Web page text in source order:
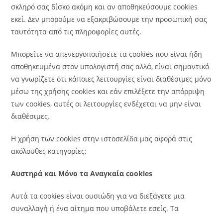
σκληρό σας δίσκο ακόμη και αν αποθηκεύσουμε cookies
εκεί. Δεν μπορούμε να εξακριβώσουμε την προσωπική σας
ταυτότητα από τις πληροφορίες αυτές.
Μπορείτε να απενεργοποιήσετε τα cookies που είναι ήδη
αποθηκευμένα στον υπολογιστή σας αλλά, είναι σημαντικό
να γνωρίζετε ότι κάποιες λειτουργίες είναι διαθέσιμες μόνο
μέσω της χρήσης cookies και εάν επιλέξετε την απόρριψη
των cookies, αυτές οι λειτουργίες ενδέχεται να μην είναι
διαθέσιμες.
Η χρήση των cookies στην ιστοσελίδα μας αφορά στις
ακόλουθες κατηγορίες:
Αυστηρά και Μόνο τα Αναγκαία cookies
Αυτά τα cookies είναι ουσιώδη για να διεξάγετε μια
συναλλαγή ή ένα αίτημα που υποβάλετε εσείς. Τα